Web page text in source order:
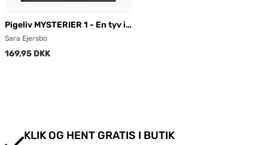
Pigeliv MYSTERIER 1 - En tyv i
natten
Sara Ejersbo
169,95 DKK
KLIK OG HENT GRATIS I BUTIK